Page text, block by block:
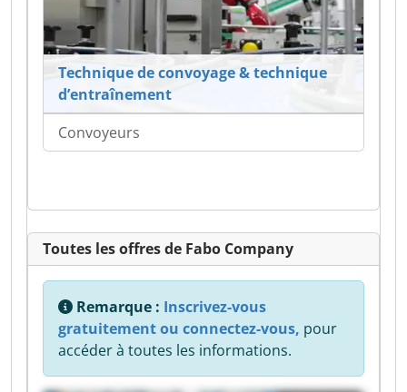
Technique de convoyage & technique
d’entraînement
Convoyeurs
Toutes les offres de Fabo Company
Remarque : Inscrivez-vous
gratuitement ou connectez-vous, pour
accéder à toutes les informations.